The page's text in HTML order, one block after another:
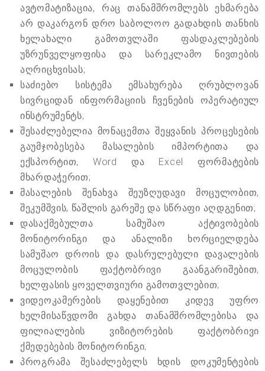
ავტომატიზაცია, რაც თანამშრომლებს ეხმარება
არ დაკარგონ დრო საბოლოო გადახდის თანხის
ხელახალი გამოთვლაში ფასდაკლებების
უზრუნველყოფისა და სარეკლამო ნივთების
აღრიცხვისას;
საძიებო სისტემა ემსახურება ღრუბლოვან
სივრციდან ინფორმაციის ჩვენების ოპერატიულ
ინსტრუმენტს;
შესაძლებელია მონაცემთა შეყვანის პროცესების
გაუმჯობესება მასალების იმპორტითა და
ექსპორტით, Word და Excel ფორმატების
მხარდაჭერით;
მასალების შენახვა შეუზღუდავი მოცულობით,
შეკუმშვის, წაშლის გარეშე და სწრაფი აღდგენით;
დასაქმებულთა სამუშაო აქტივობების
მონიტორინგი და ანალიზი ხორციელდება
სამუშაო დროის და დასრულებული დავალების
მოცულობის ფაქტობრივი გაანგარიშებით,
ხელფასის ყოველთვიური გამოთვლებით;
ვიდეოკამერების დაყენებით კიდევ უფრო
ხელმისაწვდომი გახდა თანამშრომლებისა და
ფილიალების ვიზიტორების ფაქტობრივი
ქმედებების მონიტორინგი;
პროგრამა შესაძლებელს ხდის დოკუმენტების